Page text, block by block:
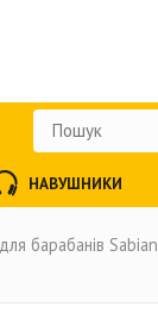
барабанів Sabian
НАВУШНИКИ